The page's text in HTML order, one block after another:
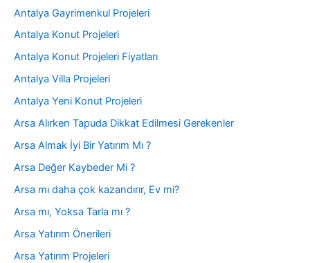
Antalya Gayrimenkul Projeleri
Antalya Konut Projeleri
Antalya Konut Projeleri Fiyatları
Antalya Villa Projeleri
Antalya Yeni Konut Projeleri
Arsa Alırken Tapuda Dikkat Edilmesi Gerekenler
Arsa Almak İyi Bir Yatırım Mı ?
Arsa Değer Kaybeder Mi ?
Arsa mı daha çok kazandırır, Ev mi?
Arsa mı, Yoksa Tarla mı ?
Arsa Yatırım Önerileri
Arsa Yatırım Projeleri